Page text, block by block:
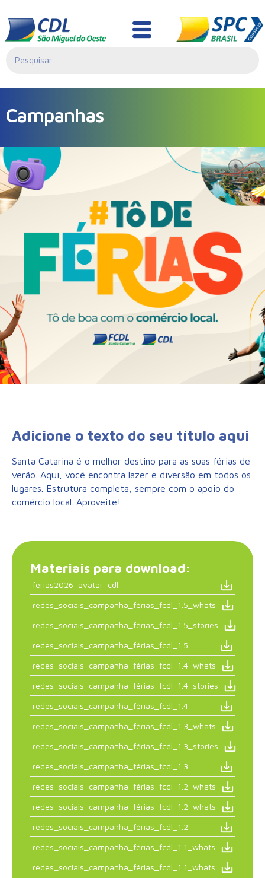
Campanhas
Adicione o texto do seu título aqui
Santa Catarina é o melhor destino para as suas férias de
verão. Aqui, você encontra lazer e diversão em todos os
lugares. Estrutura completa, sempre com o apoio do
comércio local. Aproveite!
Materiais para download:
ferias2026_avatar_cdl
redes_sociais_campanha_férias_fcdl_1.5_whats
redes_sociais_campanha_férias_fcdl_1.5_stories
redes_sociais_campanha_férias_fcdl_1.5
redes_sociais_campanha_férias_fcdl_1.4_whats
redes_sociais_campanha_férias_fcdl_1.4_stories
redes_sociais_campanha_férias_fcdl_1.4
redes_sociais_campanha_férias_fcdl_1.3_whats
redes_sociais_campanha_férias_fcdl_1.3_stories
redes_sociais_campanha_férias_fcdl_1.3
redes_sociais_campanha_férias_fcdl_1.2_whats
redes_sociais_campanha_férias_fcdl_1.2_whats
redes_sociais_campanha_férias_fcdl_1.2
redes_sociais_campanha_férias_fcdl_1.1_whats
redes_sociais_campanha_férias_fcdl_1.1_whats